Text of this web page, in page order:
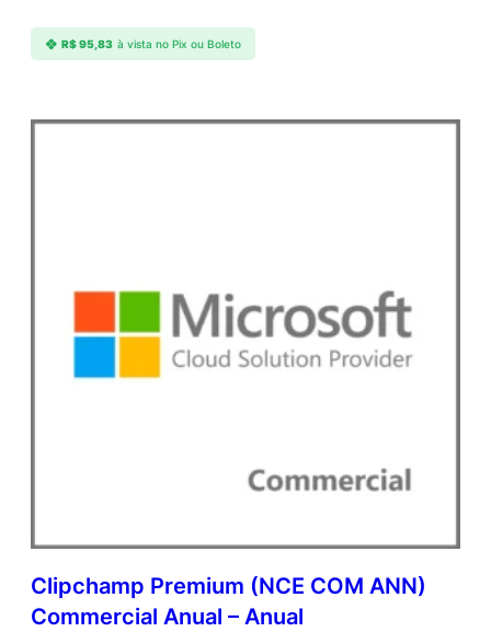
e
R$95,83 à vista no Pix ou Boleto
Clipchamp Premium (NCE COM ANN)
Commercial Anual – Anual